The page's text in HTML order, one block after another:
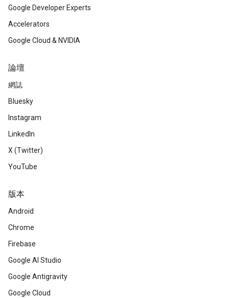
Google Developer Experts
Accelerators
Google Cloud & NVIDIA
論壇
網誌
Bluesky
Instagram
LinkedIn
X (Twitter)
YouTube
版本
Android
Chrome
Firebase
Google AI Studio
Google Antigravity
Google Cloud